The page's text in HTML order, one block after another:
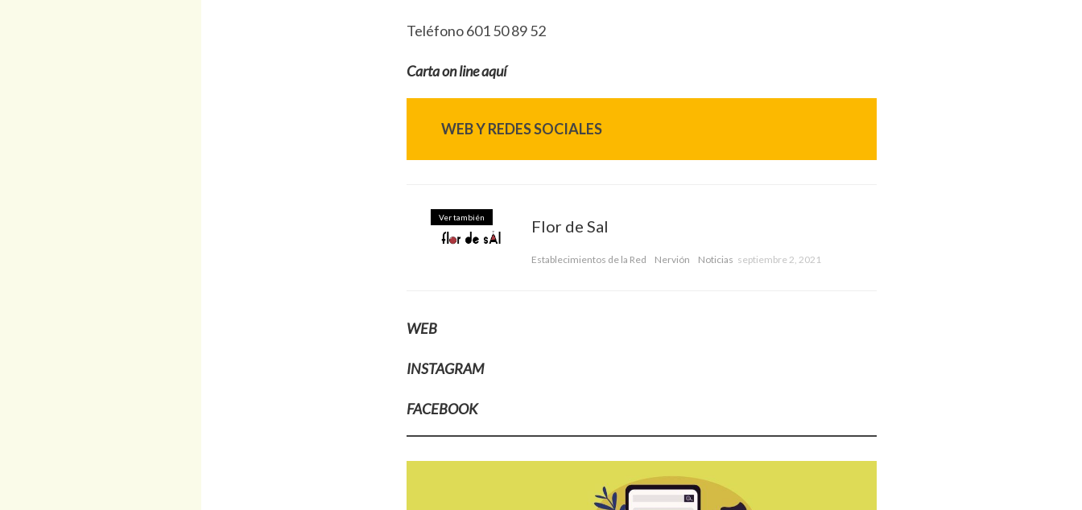
Teléfono 601 50 89 52
Carta on line aquí
WEB Y REDES SOCIALES
Ver también Flor de Sal
Establecimientos de la Red Nervión Noticias septiembre 2, 2021
WEB
INSTAGRAM
FACEBOOK